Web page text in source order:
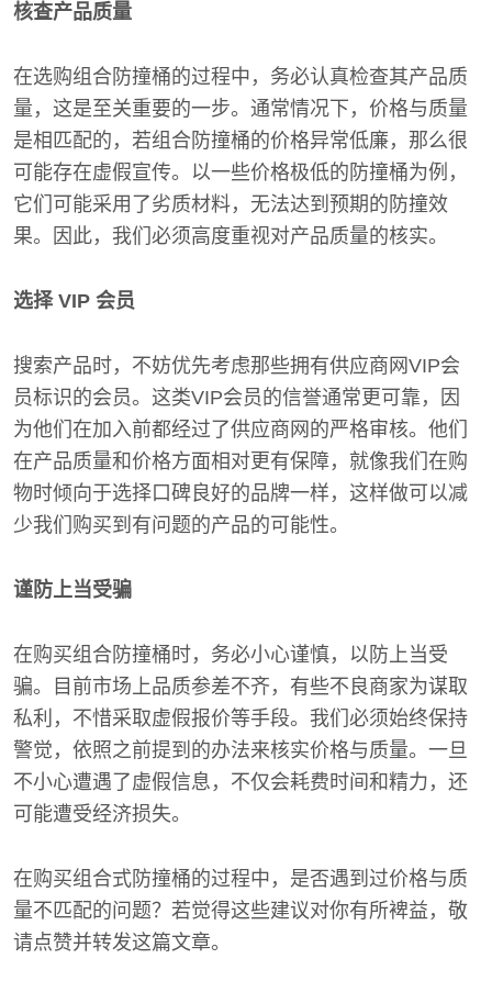
核查产品质量
在选购组合防撞桶的过程中，务必认真检查其产品质
量，这是至关重要的一步。通常情况下，价格与质量
是相匹配的，若组合防撞桶的价格异常低廉，那么很
可能存在虚假宣传。以一些价格极低的防撞桶为例，
它们可能采用了劣质材料，无法达到预期的防撞效
果。因此，我们必须高度重视对产品质量的核实。
选择 VIP 会员
搜索产品时，不妨优先考虑那些拥有供应商网VIP会
员标识的会员。这类VIP会员的信誉通常更可靠，因
为他们在加入前都经过了供应商网的严格审核。他们
在产品质量和价格方面相对更有保障，就像我们在购
物时倾向于选择口碑良好的品牌一样，这样做可以减
少我们购买到有问题的产品的可能性。
谨防上当受骗
在购买组合防撞桶时，务必小心谨慎，以防上当受
骗。目前市场上品质参差不齐，有些不良商家为谋取
私利，不惜采取虚假报价等手段。我们必须始终保持
警觉，依照之前提到的办法来核实价格与质量。一旦
不小心遭遇了虚假信息，不仅会耗费时间和精力，还
可能遭受经济损失。
在购买组合式防撞桶的过程中，是否遇到过价格与质
量不匹配的问题？若觉得这些建议对你有所裨益，敬
请点赞并转发这篇文章。